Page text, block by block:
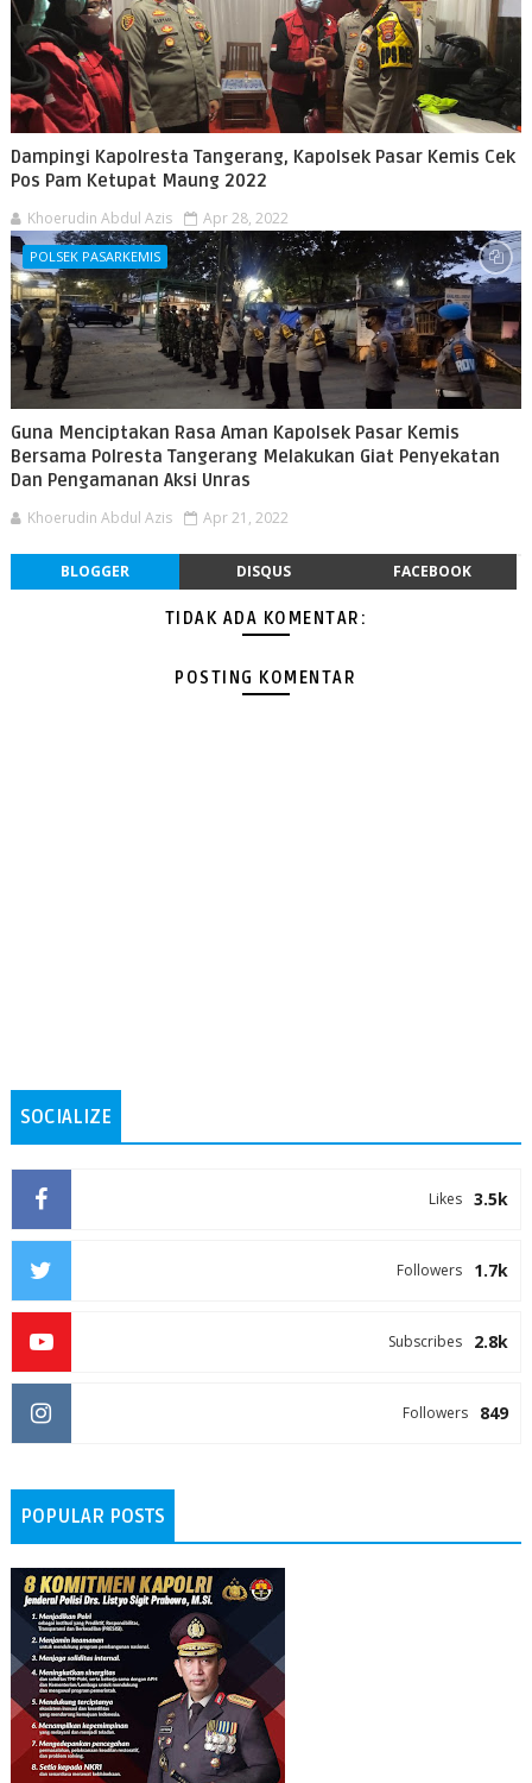
Dampingi Kapolresta Tangerang, Kapolsek Pasar Kemis Cek
Pos Pam Ketupat Maung 2022
Khoerudin Abdul Azis Apr 28, 2022
POLSEK PASARKEMIS
Guna Menciptakan Rasa Aman Kapolsek Pasar Kemis
Bersama Polresta Tangerang Melakukan Giat Penyekatan
Dan Pengamanan Aksi Unras
Khoerudin Abdul Azis Apr 21, 2022
BLOGGER DISQUS FACEBOOK
TIDAK ADA KOMENTAR:
POSTING KOMENTAR
SOCIALIZE
3.5k
Likes
1.7k
Followers
2.8k
Subscribes
849
Followers
POPULAR POSTS